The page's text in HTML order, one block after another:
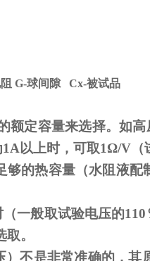
G-球间隙 Cx-被试品
额定容量来选择。如
1A 以上时，可取1Ω/V（
够的热容量（水阻液
一般取试验电压的110
。
不是非常准确的，